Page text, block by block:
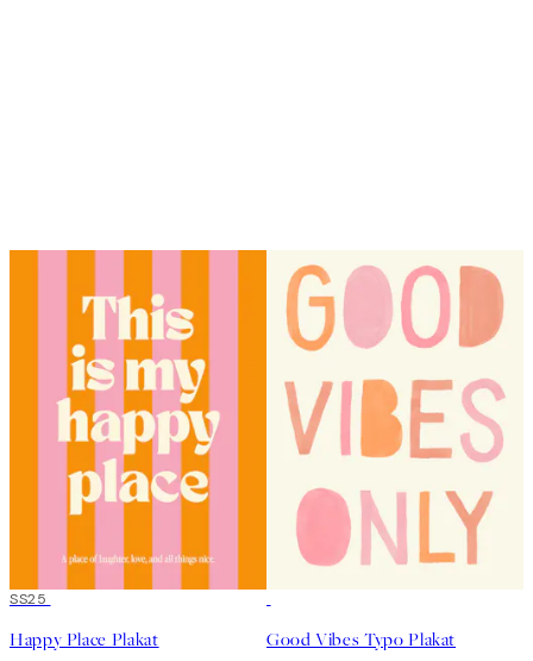
50%*
SS25
Happy Place Plakat Good Vibes Typo Plakat